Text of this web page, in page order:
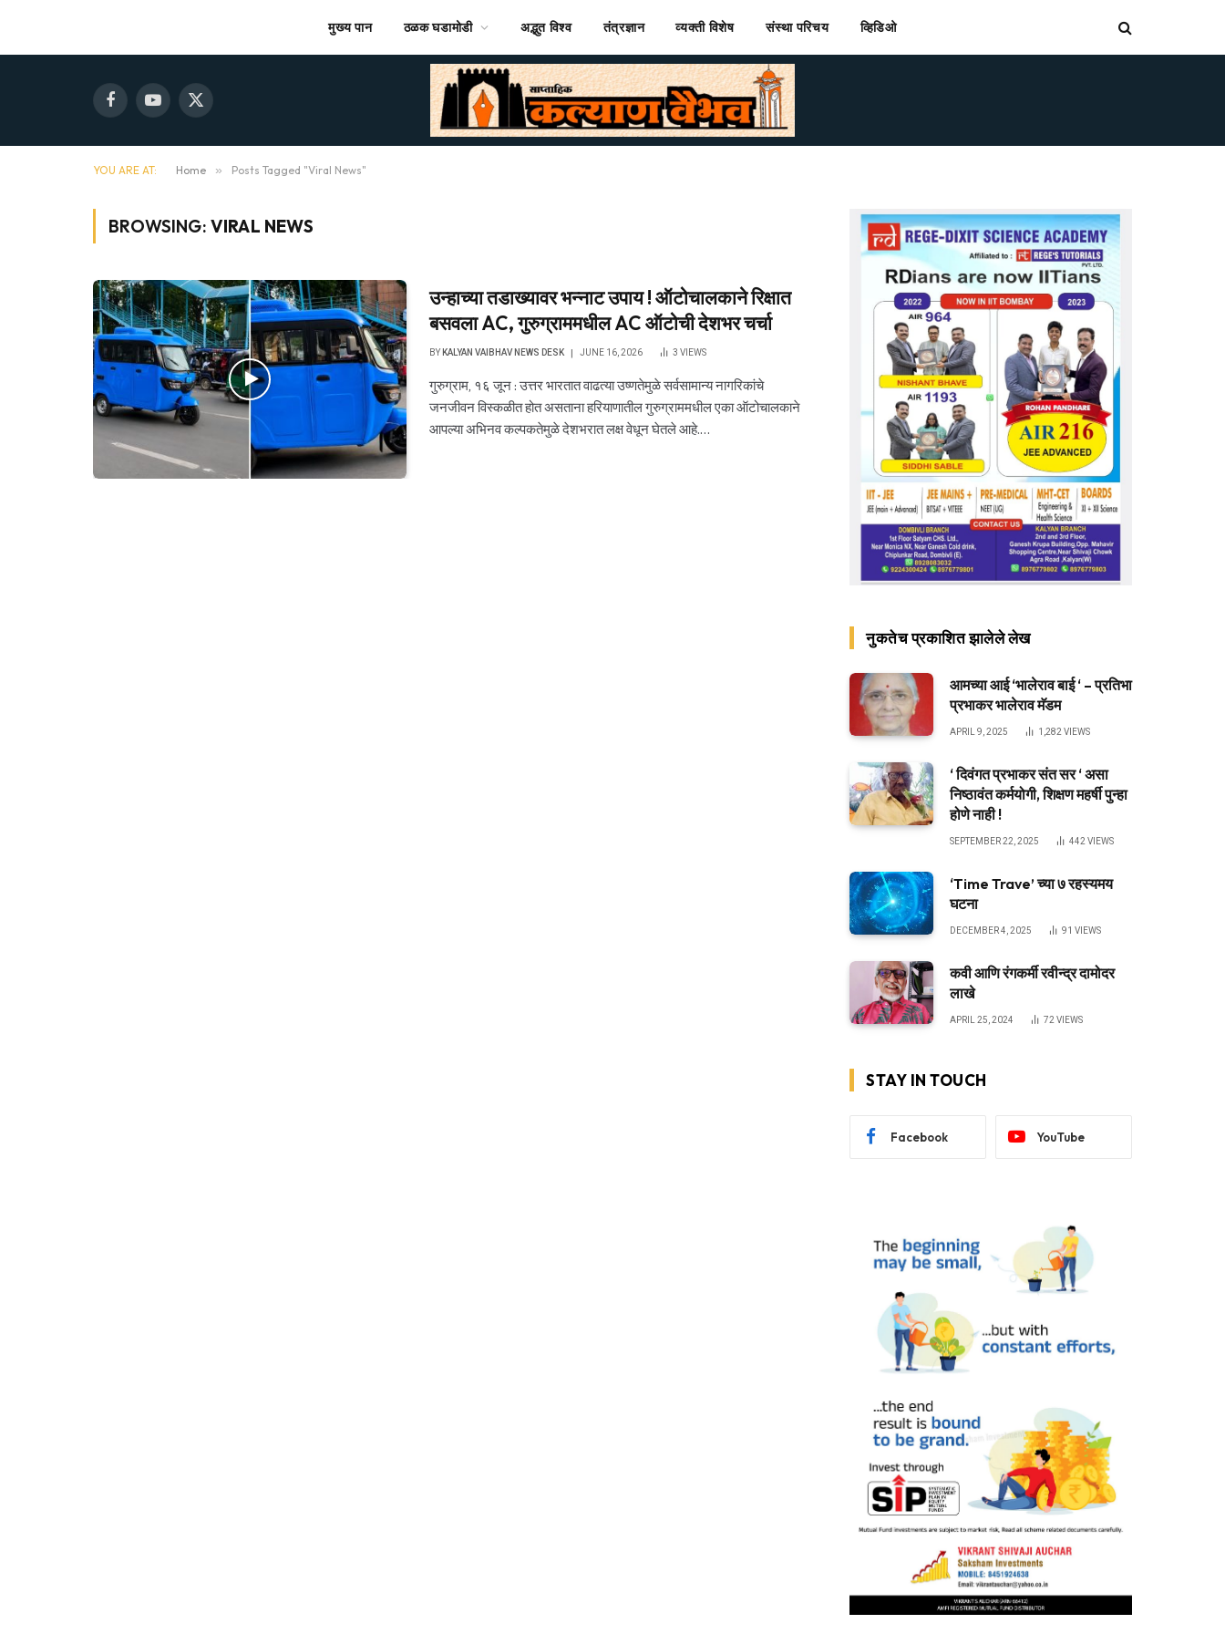
मुख्य पान ठळक घडामोडी अद्भुत विश्व तंत्रज्ञान व्यक्ती विशेष संस्था परिचय व्हिडिओ
FacebookYouTube
X
YOU ARE AT: Home » Posts Tagged "Viral News"
BROWSING: VIRAL NEWS
उन्हाच्या तडाख्यावर भन्नाट उपाय ! ऑटोचालकाने रिक्षात
बसवला AC, गुरुग्राममधील AC ऑटोची देशभर चर्चा
BY KALYAN VAIBHAV NEWS DESK JUNE 16, 2026 3VIEWS
गुरुग्राम, १६ जून : उत्तर भारतात वाढत्या उष्णतेमुळे सर्वसामान्य नागरिकांचे
जनजीवन विस्कळीत होत असताना हरियाणातील गुरुग्राममधील एका ऑटोचालकाने
आपल्या अभिनव कल्पकतेमुळे देशभरात लक्ष वेधून घेतले आहे.…
नुकतेच प्रकाशित झालेले लेख
आमच्या आई ‘भालेराव बाई ‘ – प्रतिभा
प्रभाकर भालेराव मॅडम
APRIL 9, 2025 1,282 VIEWS
‘ दिवंगत प्रभाकर संत सर ‘ असा
निष्ठावंत कर्मयोगी, शिक्षण महर्षी पुन्हा
होणे नाही !
SEPTEMBER 22, 2025 442 VIEWS
‘Time Trave’ च्या ७ रहस्यमय
घटना
DECEMBER 4, 2025 91 VIEWS
कवी आणि रंगकर्मी रवीन्द्र दामोदर
लाखे
APRIL 25, 2024 72 VIEWS
STAY IN TOUCH
Facebook YouTube